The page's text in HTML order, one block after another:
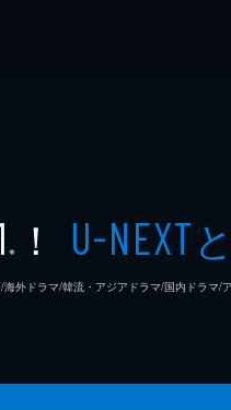
※ ！ U-NEXT
外ドラマ/韓流・アジアドラマ/国内ドラマ/